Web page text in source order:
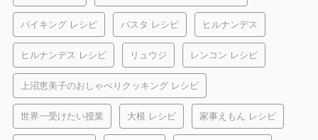
バイキング レシピ パスタ レシピ ヒルナンデス
ヒルナンデス レシピ リュウジ レンコン レシピ
上沼恵美子のおしゃべりクッキング レシピ
世界一受けたい授業 大根 レシピ 家事えもん レシピ